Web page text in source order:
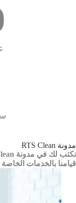
مدونة RTS Clean
قيامنا بالخدمات الخاصة